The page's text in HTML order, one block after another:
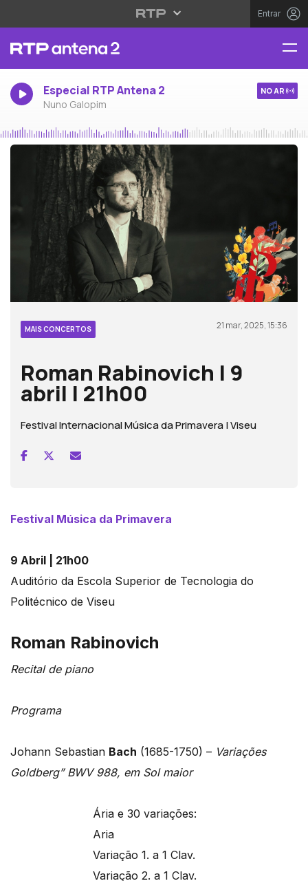
Entrar
Especial RTP Antena 2
Nuno Galopim
NO AR
MAIS CONCERTOS 21 mar, 2025, 15:36
Roman Rabinovich | 9
abril | 21h00
Festival Internacional Música da Primavera | Viseu
Festival Música da Primavera
9 Abril | 21h00
Auditório da Escola Superior de Tecnologia do
Politécnico de Viseu
Roman Rabinovich
Recital de piano
Programa
Johann Sebastian Bach (1685-1750) – Variações
Goldberg” BWV 988, em Sol maior
Ária e 30 variações:
Aria
Variação 1. a 1 Clav.
Variação 2. a 1 Clav.